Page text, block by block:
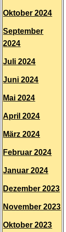
Oktober 2024
September
2024
Juli 2024
Juni 2024
Mai 2024
April 2024
März 2024
Februar 2024
Januar 2024
Dezember 2023
November 2023
Oktober 2023